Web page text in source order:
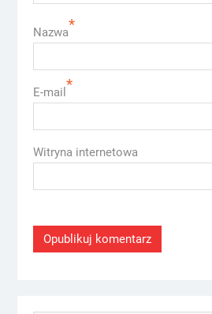
Nazwa*
E-mail *
Witryna internetowa